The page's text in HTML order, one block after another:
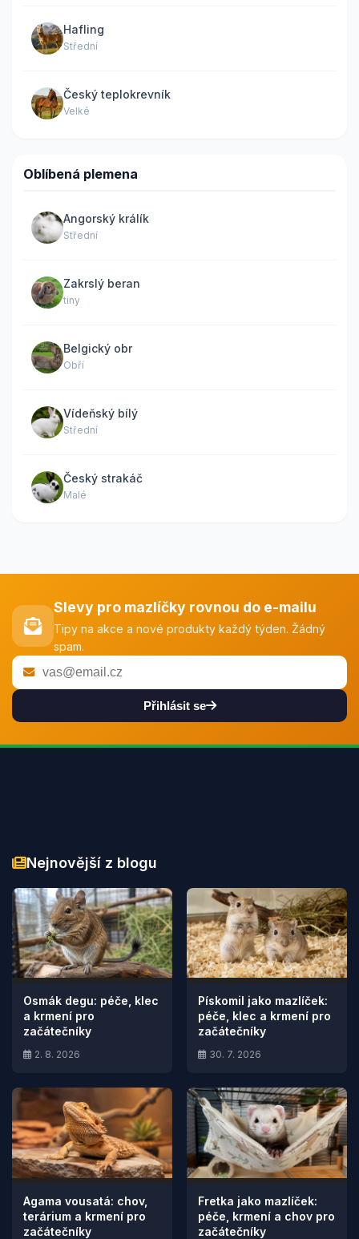
Hafling
Střední
Český teplokrevník
Velké
Oblíbená plemena
Angorský králík
Střední
Zakrslý beran
tiny
Belgický obr
Obří
Vídeňský bílý
Střední
Český strakáč
Malé
Slevy pro mazlíčky rovnou do e-mailu
Tipy na akce a nové produkty každý týden. Žádný
spam.
Přihlásit se
Nejnovější z blogu
Osmák degu: péče, klec
a krmení pro
začátečníky
2. 8. 2026
Pískomil jako mazlíček:
péče, klec a krmení pro
začátečníky
30. 7. 2026
Agama vousatá: chov,
terárium a krmení pro
začátečníky
Fretka jako mazlíček:
péče, krmení a chov pro
začátečníky